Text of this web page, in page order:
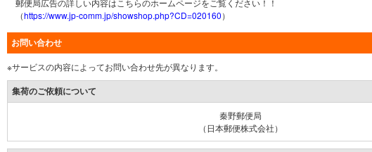
郵便局広告の詳しい内容はこちらのホームページをご覧ください！！
（https://www.jp-comm.jp/showshop.php?CD=020160）
お問い合わせ
※サービスの内容によってお問い合わせ先が異なります。
集荷のご依頼について
秦野郵便局
（日本郵便株式会社）